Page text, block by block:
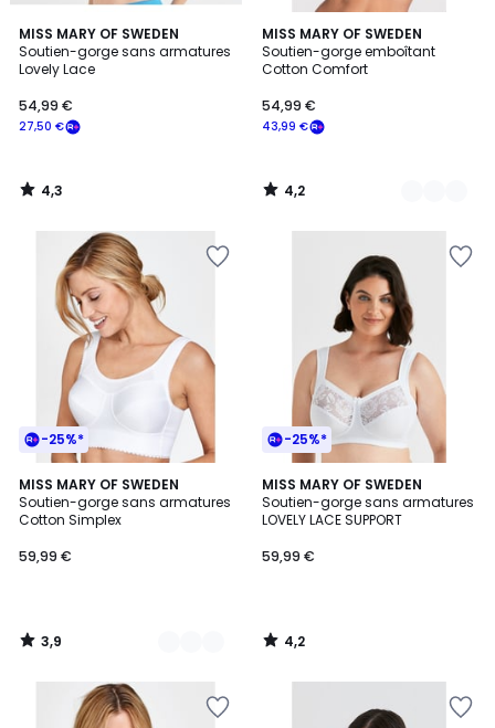
MISS MARY OF SWEDEN
Soutien-gorge sans armatures
Lovely Lace
27,50 €
54,99 €
4,3
/ 5
4,3
/
MISS MARY OF SWEDEN
Soutien-gorge emboîtant
Cotton Comfort
43,99 €
54,99 €
4,2
/ 5
3
Couleurs
4,2
/
-25%*
MISS MARY OF SWEDEN
Soutien-gorge sans armatures
Cotton Simplex
59,99 €
3,9
/ 5
2
Couleurs
3,9
/
-25%*
MISS MARY OF SWEDEN
Soutien-gorge sans armatures
LOVELY LACE SUPPORT
59,99 €
4,2
/ 5
4,2
/